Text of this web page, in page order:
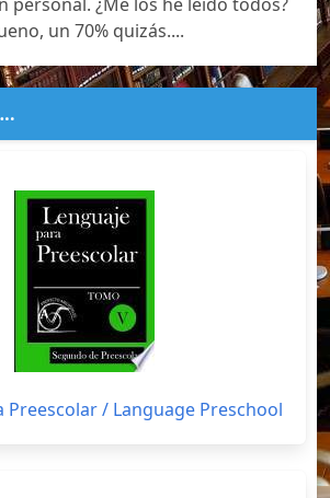
un 70% quizás....
Preescolar / Language Preschool